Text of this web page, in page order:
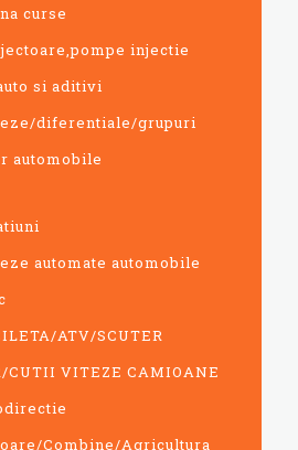
curse
injectie
si aditivi
diferentiale/grupuri
automobile
automate automobile
ATV/SCUTER
CUTII VITEZE CAMIOANE
Combine/Agricultura